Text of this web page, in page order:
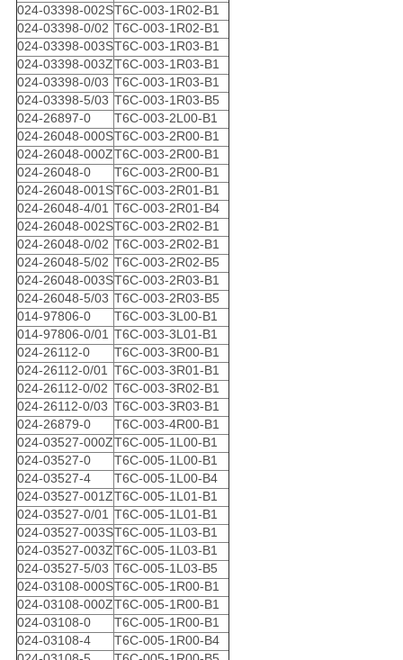
024-03398-002ST6C-003-1R02-B1
024-03398-0/02 T6C-003-1R02-B1
024-03398-003ST6C-003-1R03-B1
024-03398-003ZT6C-003-1R03-B1
024-03398-0/03 T6C-003-1R03-B1
024-03398-5/03 T6C-003-1R03-B5
024-26897-0
T6C-003-2L00-B1
024-26048-000ST6C-003-2R00-B1
024-26048-000ZT6C-003-2R00-B1
024-26048-0
T6C-003-2R00-B1
024-26048-001ST6C-003-2R01-B1
024-26048-4/01 T6C-003-2R01-B4
024-26048-002ST6C-003-2R02-B1
024-26048-0/02 T6C-003-2R02-B1
024-26048-5/02 T6C-003-2R02-B5
024-26048-003ST6C-003-2R03-B1
024-26048-5/03 T6C-003-2R03-B5
014-97806-0
T6C-003-3L00-B1
014-97806-0/01 T6C-003-3L01-B1
024-26112-0
T6C-003-3R00-B1
024-26112-0/01
T6C-003-3R01-B1
024-26112-0/02 T6C-003-3R02-B1
024-26112-0/03 T6C-003-3R03-B1
024-26879-0
T6C-003-4R00-B1
024-03527-000ZT6C-005-1L00-B1
024-03527-0
T6C-005-1L00-B1
024-03527-4
T6C-005-1L00-B4
024-03527-001ZT6C-005-1L01-B1
024-03527-0/01 T6C-005-1L01-B1
024-03527-003ST6C-005-1L03-B1
024-03527-003ZT6C-005-1L03-B1
024-03527-5/03 T6C-005-1L03-B5
024-03108-000ST6C-005-1R00-B1
024-03108-000ZT6C-005-1R00-B1
024-03108-0
T6C-005-1R00-B1
024-03108-4
T6C-005-1R00-B4